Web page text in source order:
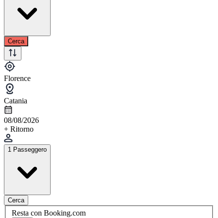
Cerca
Florence
Catania
08/08/2026
+ Ritorno
1 Passeggero
Cerca
Resta con Booking.com